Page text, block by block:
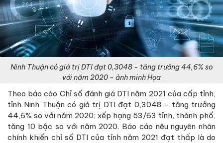
Ninh Thuận có giá trị DTI đạt 0,3048 - tăng trưởng 44,6% so
với năm 2020 - ảnh minh Họa
Theo báo cáo Chỉ số đánh giá DTI năm 2021 của cấp tỉnh,
tỉnh Ninh Thuận có giá trị DTI đạt 0,3048 - tăng trưởng
44,6% so với năm 2020; xếp hạng 53/63 tỉnh, thành phố,
tăng 10 bậc so với năm 2020. Báo cáo nêu nguyên nhân
chính khiến chỉ số DTI của tỉnh năm 2021 đạt thấp là do